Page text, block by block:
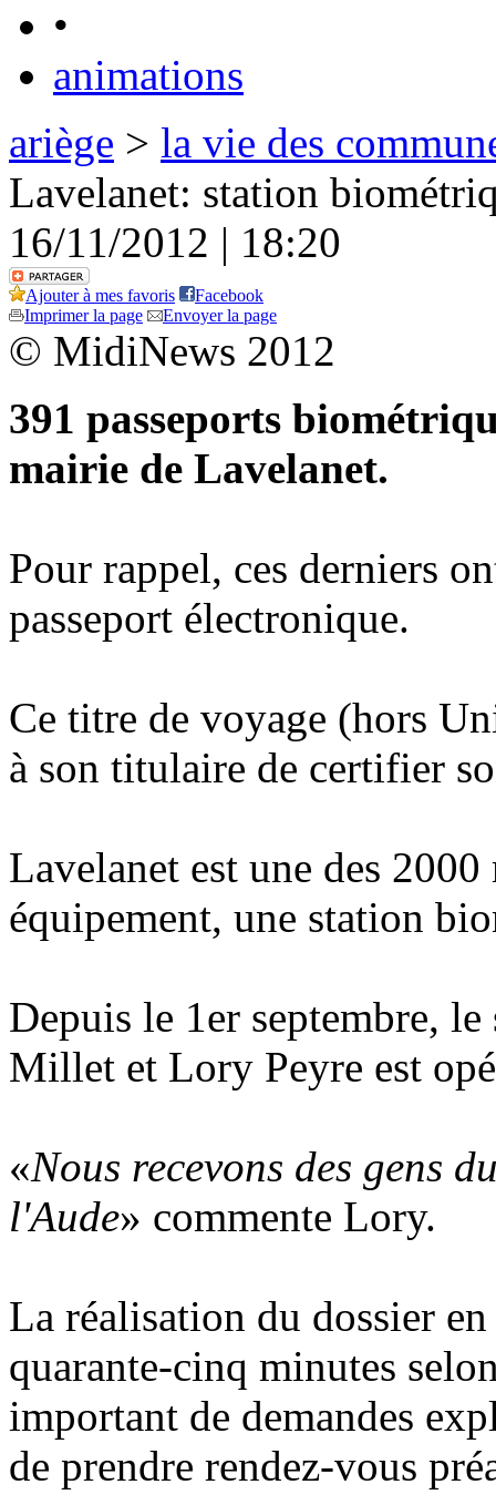
•
animations
ariège > la vie des
Lavelanet: station
16/11/2012 | 18:20
Ajouter à mes favoris
Facebook
Imprimer la page
Envoyer la page
© MidiNews 2012
391 passeports
mairie de Lavelanet.
Pour rappel, ces derniers
passeport électronique.
Ce titre de voyage (hors
à son titulaire de certifier
Lavelanet est une des
équipement, une station
Depuis le 1er septembre,
Millet et Lory Peyre est
«Nous recevons des gens
l'Aude» commente Lory.
La réalisation du dossier
quarante-cinq minutes
important de demandes
de prendre rendez-vous